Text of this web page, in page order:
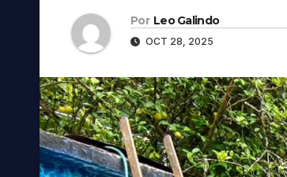
Por Leo Galindo
OCT 28, 2025